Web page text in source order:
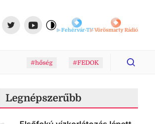
Fehérvár-TVVörösmarty Rádió
#hőség #FEDOK
Legnépszerűbb